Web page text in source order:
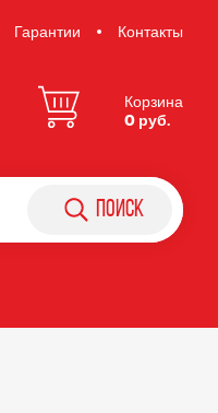
Гарантии Контакты
Корзина
0 руб.
поиск